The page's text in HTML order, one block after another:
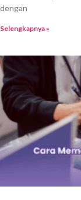
dengan
Selengkapnya »